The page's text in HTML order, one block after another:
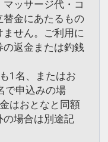
ッサージ代・コ
替金にあたるもの
せん。ご利用に
の返金または釣銭
1名、またはお
で申込みの場
はおとなと同額
の場合は別途記